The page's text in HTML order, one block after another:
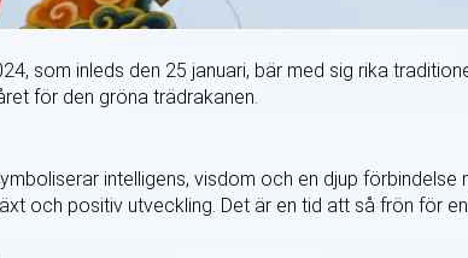
som inleds den 25 januari, bär med sig rika
för den gröna trädrakanen.
intelligens, visdom och en djup förbindelse
och positiv utveckling. Det är en tid att så frön för